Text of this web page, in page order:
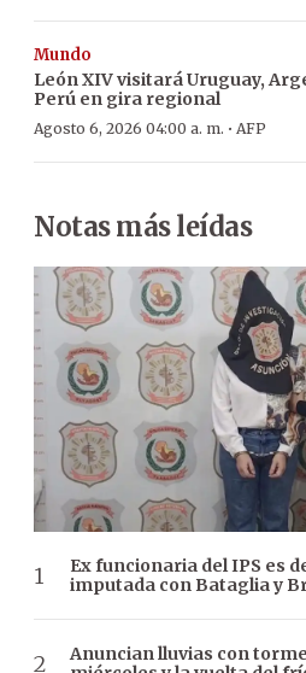
Mundo
León XIV visitará Uruguay,
Perú en gira regional
Agosto 6, 2026 04:00 a. m. · AFP
Notas más leídas
Ex funcionaria del IPS es
imputada con Bataglia y
Anuncian lluvias con